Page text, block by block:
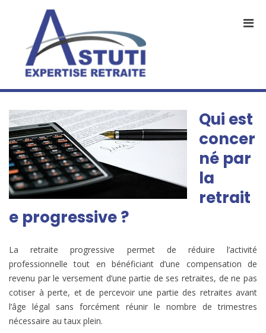
Qui est
concer
né par
la
retrait
e progressive ?
La retraite progressive permet de réduire l’activité
professionnelle tout en bénéficiant d’une compensation de
revenu par le versement d’une partie de ses retraites, de ne pas
cotiser à perte, et de percevoir une partie des retraites avant
l’âge légal sans forcément réunir le nombre de trimestres
nécessaire au taux plein.